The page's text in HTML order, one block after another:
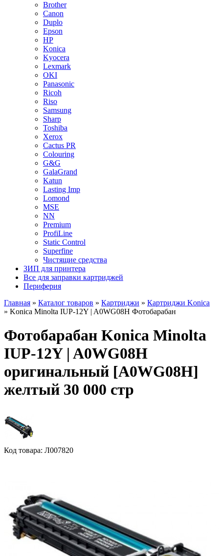
Brother
Canon
Duplo
Epson
HP
Konica
Kyocera
Lexmark
OKI
Panasonic
Ricoh
Riso
Samsung
Sharp
Toshiba
Xerox
Cactus PR
Colouring
G&G
GalaGrand
Katun
Lasting Imp
Lomond
MSE
NN
Premium
ProfiLine
Static Control
Superfine
Чистящие средства
ЗИП для принтера
Все для заправки картриджей
Периферия
Главная » Каталог товаров » Картриджи » Картриджи Konica
» Konica Minolta IUP-12Y | A0WG08H Фотобарабан
Фотобарабан Konica Minolta
IUP-12Y | A0WG08H
оригинальный [A0WG08H]
желтый 30 000 стр
Код товара: Л007820